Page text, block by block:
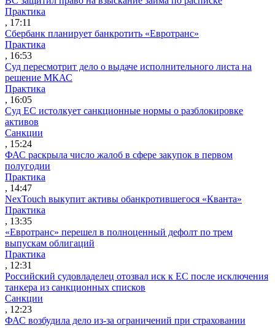
Практика
, 17:11
Сбербанк планирует банкротить «Евротранс»
Практика
, 16:53
Суд пересмотрит дело о выдаче исполнительного листа на
решение МКАС
Практика
, 16:05
Суд ЕС истолкует санкционные нормы о разблокировке
активов
Санкции
, 15:24
ФАС раскрыла число жалоб в сфере закупок в первом
полугодии
Практика
, 14:47
NexTouch выкупит активы обанкротившегося «Кванта»
Практика
, 13:35
«Евротранс» перешел в полноценный дефолт по трем
выпускам облигаций
Практика
, 12:31
Российский судовладелец отозвал иск к ЕС после исключения
танкера из санкционных списков
Санкции
, 12:23
ФАС возбудила дело из-за ограничений при страховании